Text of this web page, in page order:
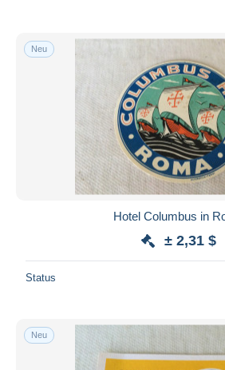
Neu
Hotel Columbus in
± 2,31 $
Status
Neu